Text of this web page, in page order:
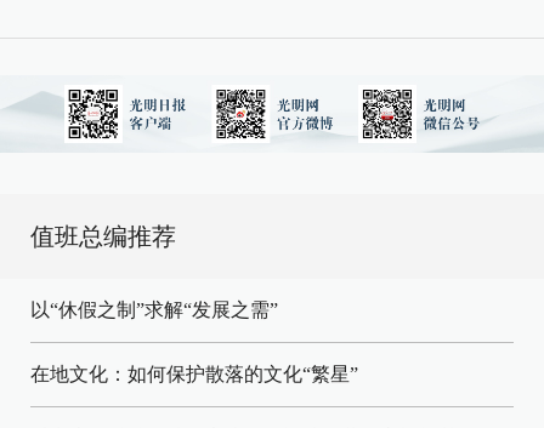
值班总编推荐
以“休假之制”求解“发展之需”
在地文化：如何保护散落的文化“繁星”